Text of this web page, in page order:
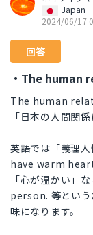
Japan
2024/06/17
回答
・The human
The human
「日本の人間関
英語では「義理
have warm
「心が温かい」
person. 等という
味になります。